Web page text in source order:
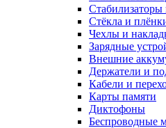
Стёкла и
Чехлы и
Зарядные
Внешние
Держатели и
Кабели и
Карты памяти
Диктофоны
Беспроводные